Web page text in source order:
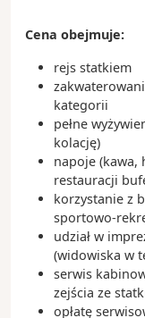
Cena obejmuje:
rejs statkiem
kategorii
pełne
kolację)
napoje (kawa,
restauracji
korzystanie z
sportowo-
udział w
(widowiska w
serwis
zejścia ze
opłatę